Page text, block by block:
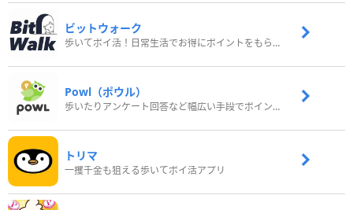
ビットウォーク
歩いてポイ活！日常生活でお得にポイントをもらおう
Powl（ポウル）
歩いたりアンケート回答など幅広い手段でポイントをゲット
トリマ
一攫千金も狙える歩いてポイ活アプリ